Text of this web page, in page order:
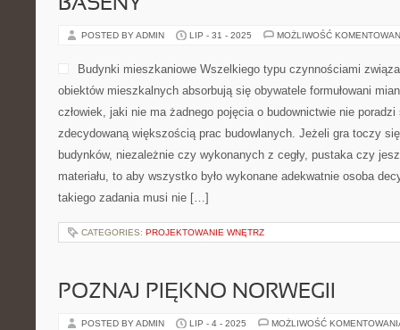
BASENY
POSTED BY ADMIN LIP - 31 - 2025 MOŻLIWOŚĆ
Budynki mieszkaniowe Wszelkiego typu czynnościami
obiektów mieszkalnych absorbują się obywatele formułowani
człowiek, jaki nie ma żadnego pojęcia o budownictwie nie
zdecydowaną większością prac budowlanych. Jeżeli gra toczy
budynków, niezależnie czy wykonanych z cegły, pustaka czy
materiału, to aby wszystko było wykonane adekwatnie osoba
takiego zadania musi nie […]
CATEGORIES: PROJEKTOWANIE WNĘTRZ
POZNAJ PIĘKNO NORWEGII
POSTED BY ADMIN LIP - 4 - 2025 MOŻLIWOŚĆ